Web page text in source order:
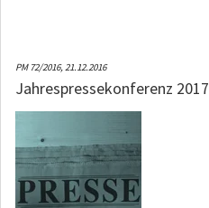
PM 72/2016, 21.12.2016
Jahrespressekonferenz 2017